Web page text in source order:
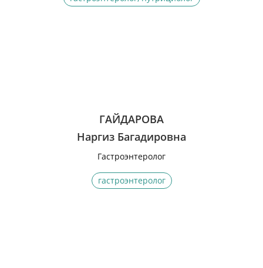
ГАЙДАРОВА
Наргиз Багадировна
Гастроэнтеролог
гастроэнтеролог